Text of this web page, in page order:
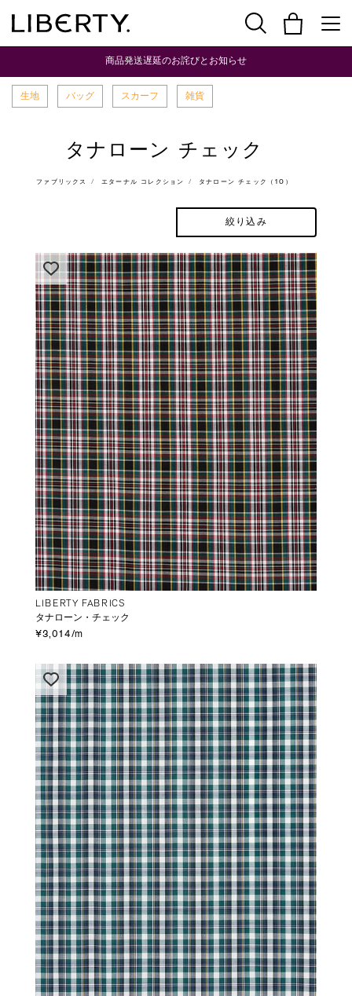
商品発送遅延のお詫びとお知らせ
生地 バッグ スカーフ 雑貨
タナローン チェック
ファブリックス エターナル コレクション タナローン チェック（10）
絞り込み
LIBERTY FABRICS
タナローン・チェック
¥3,014/m